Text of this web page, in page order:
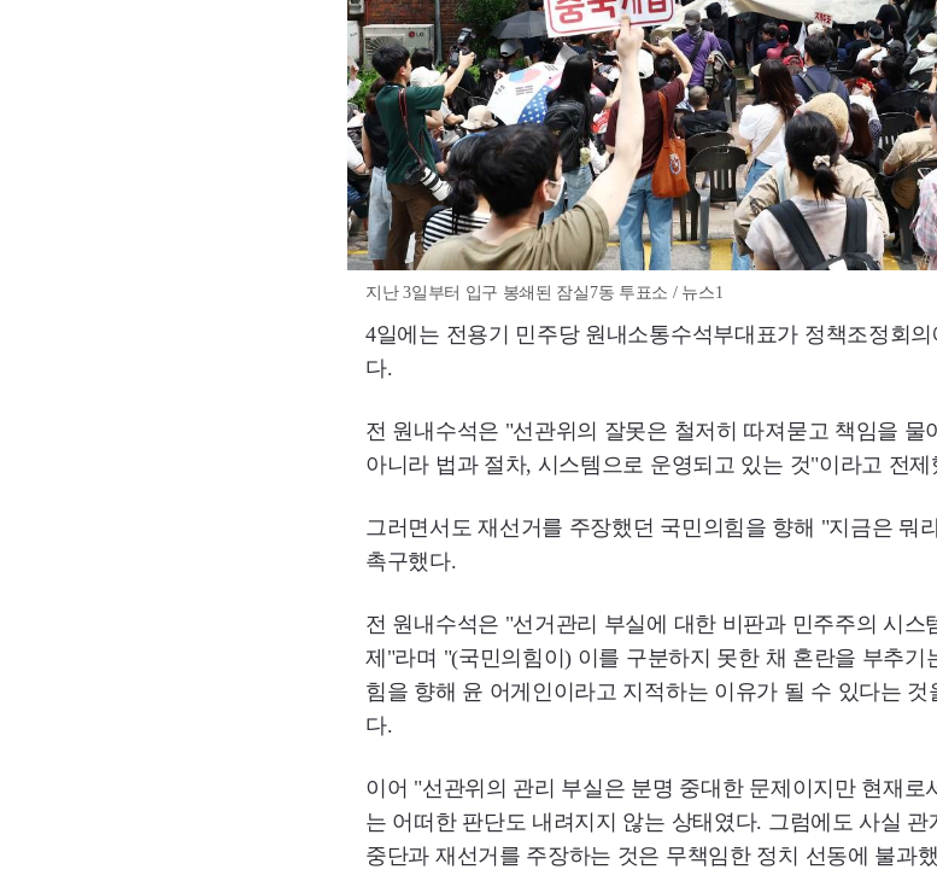
지난 3일부터 입구 봉쇄된 잠실7동 투표소 / 뉴스1
4일에는 전용기 민주당 원내소통수석부대표가 정책조정회
다.
전 원내수석은 "선관위의 잘못은 철저히 따져묻고 책임을 물
아니라 법과 절차, 시스템으로 운영되고 있는 것"이라고 전제
그러면서도 재선거를 주장했던 국민의힘을 향해 "지금은 뭐
촉구했다.
전 원내수석은 "선거관리 부실에 대한 비판과 민주주의 시스
제"라며 "(국민의힘이) 이를 구분하지 못한 채 혼란을 부추기
힘을 향해 윤 어게인이라고 지적하는 이유가 될 수 있다는
다.
이어 "선관위의 관리 부실은 분명 중대한 문제이지만 현재
는 어떠한 판단도 내려지지 않는 상태였다. 그럼에도 사실
중단과 재선거를 주장하는 것은 무책임한 정치 선동에 불과